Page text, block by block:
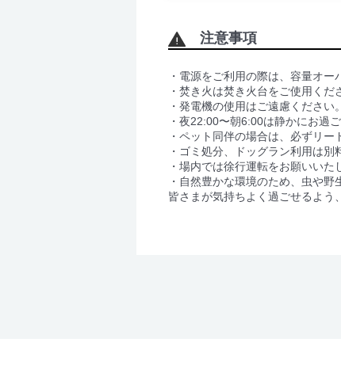
注意事項
・電源をご利用の際は、容量オー
・焚き火は焚き火台をご使用くだ
・発電機の使用はご遠慮ください。
・夜22:00〜朝6:00は静かにお過ご
・ペット同伴の場合は、必ずリー
・ゴミ処分、ドッグラン利用は別
・場内では徐行運転をお願いいた
・自然豊かな環境のため、虫や野
皆さまが気持ちよく過ごせるよう